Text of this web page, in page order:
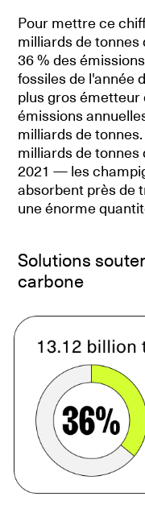
Pour mettre ce
milliards de tonnes
36 % des
fossiles de l'année
plus gros émetteur
émissions
milliards de
milliards de tonnes
2021 — les
absorbent près de
une énorme
Solutions
carbone